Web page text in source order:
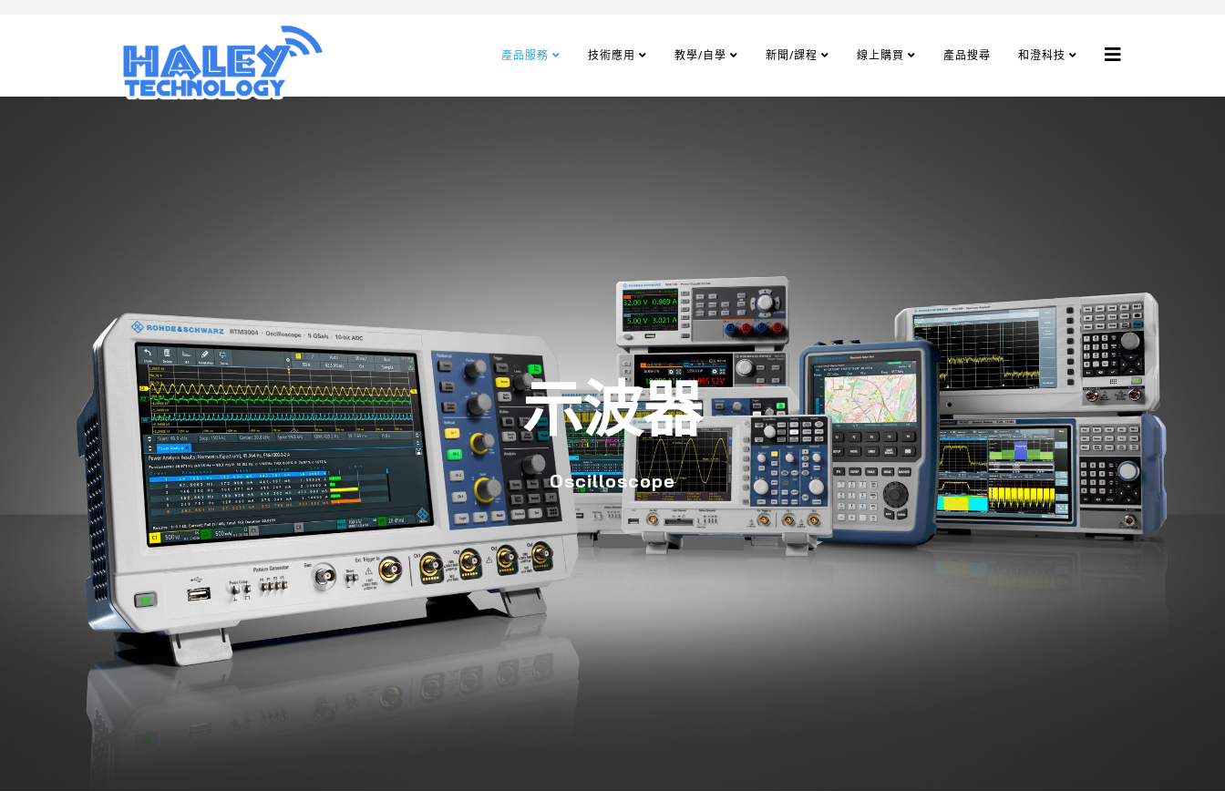
產品服務 技術應用 教學/自學 新聞/課程 線上購買 產品搜尋 和澄科技
示波器
Oscilloscope